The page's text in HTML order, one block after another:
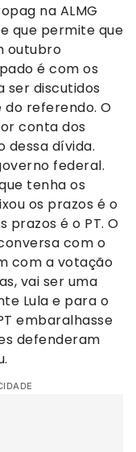
na ALMG
que permite que
outubro
é com os
ser discutidos
do referendo. O
conta dos
dessa dívida.
federal.
tenha os
os prazos é o
prazos é o PT. O
com o
com a votação
vai ser uma
Lula e para o
embaralhasse
defenderam